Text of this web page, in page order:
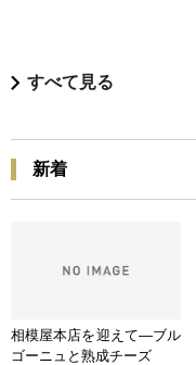
すべて見る
新着
相模屋本店を迎えて―ブル
ゴーニュと熟成チーズ